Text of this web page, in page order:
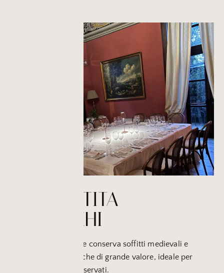
UNA PARTITA
A SCACCHI
che conserva soffitti medievali e
testimonianze artistiche di grande valore, ideale per
incontri esclusivi e riservati.